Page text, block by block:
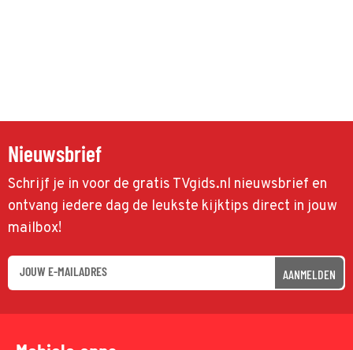
Nieuwsbrief
Schrijf je in voor de gratis TVgids.nl nieuwsbrief en
ontvang iedere dag de leukste kijktips direct in jouw
mailbox!
AANMELDEN